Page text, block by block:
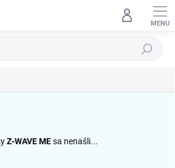
Hľadať
Z-WAVE MEsa nenašli...